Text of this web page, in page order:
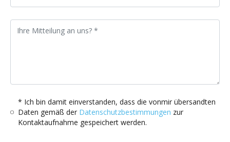
* Ich bin damit einverstanden, dass die vonmir übersandten
Daten gemäß der Datenschutzbestimmungen zur
Kontaktaufnahme gespeichert werden.